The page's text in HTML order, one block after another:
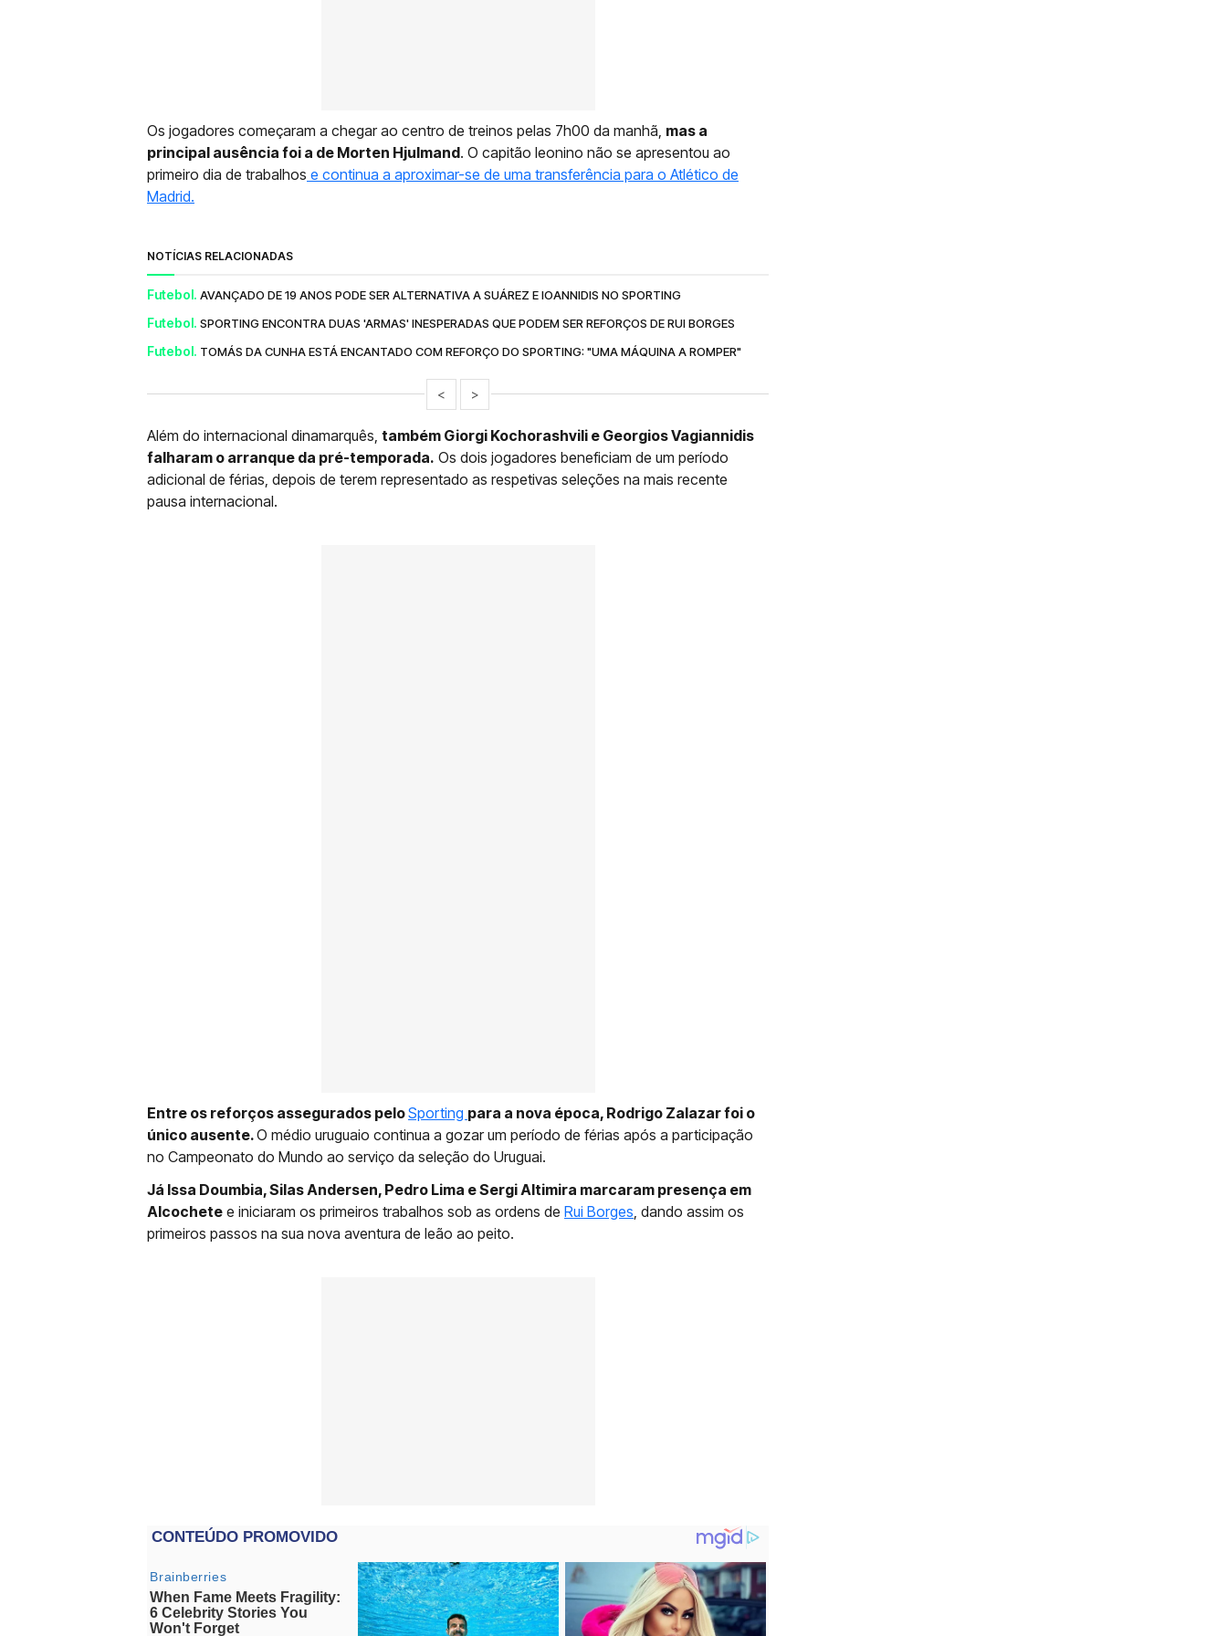
Os jogadores começaram a chegar ao centro de treinos pelas 7h00 da manhã, mas a
principal ausência foi a de Morten Hjulmand. O capitão leonino não se apresentou ao
primeiro dia de trabalhos e continua a aproximar-se de uma transferência para o Atlético de
Madrid.
NOTÍCIAS RELACIONADAS
Futebol. AVANÇADO DE 19 ANOS PODE SER ALTERNATIVA A SUÁREZ E IOANNIDIS NO SPORTING
Futebol. SPORTING ENCONTRA DUAS 'ARMAS' INESPERADAS QUE PODEM SER REFORÇOS DE RUI BORGES
Futebol. TOMÁS DA CUNHA ESTÁ ENCANTADO COM REFORÇO DO SPORTING: "UMA MÁQUINA A ROMPER"
< >
Além do internacional dinamarquês, também Giorgi Kochorashvili e Georgios Vagiannidis
falharam o arranque da pré-temporada. Os dois jogadores beneficiam de um período
adicional de férias, depois de terem representado as respetivas seleções na mais recente
pausa internacional.
Entre os reforços assegurados peloSporting para a nova época, Rodrigo Zalazar foi o
único ausente.O médio uruguaio continua a gozar um período de férias após a participação
no Campeonato do Mundo ao serviço da seleção do Uruguai.
Já Issa Doumbia, Silas Andersen, Pedro Lima e Sergi Altimira marcaram presença em
Alcochete e iniciaram os primeiros trabalhos sob as ordens de Rui Borges , dando assim os
primeiros passos na sua nova aventura de leão ao peito.